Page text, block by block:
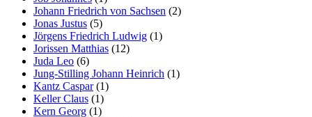
Johann Friedrich von Sachsen (2)
Jonas Justus (5)
Jörgens Friedrich Ludwig (1)
Jorissen Matthias (12)
Juda Leo (6)
Jung-Stilling Johann Heinrich (1)
Kantz Caspar(1)
Keller Claus (1)
Kern Georg (1)